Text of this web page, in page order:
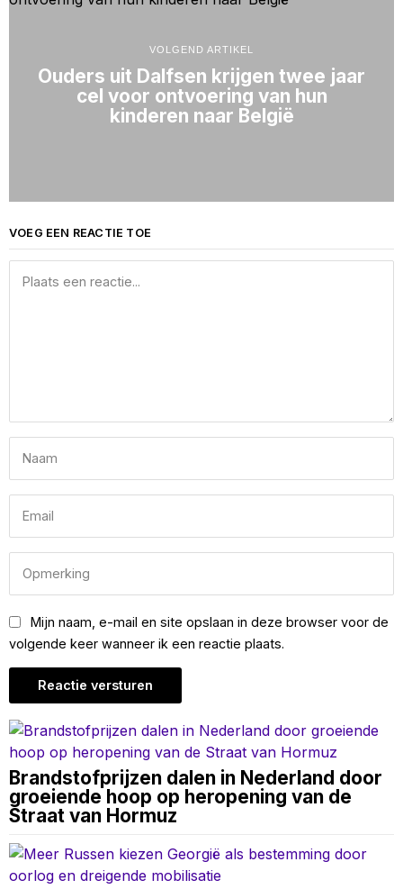
VOLGEND ARTIKEL
Ouders uit Dalfsen krijgen twee jaar
cel voor ontvoering van hun
kinderen naar België
VOEG EEN REACTIE TOE
Mijn naam, e-mail en site opslaan in deze browser voor de
volgende keer wanneer ik een reactie plaats.
Brandstofprijzen dalen in Nederland door
groeiende hoop op heropening van de
Straat van Hormuz